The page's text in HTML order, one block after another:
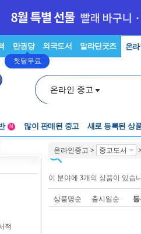
만권당
첫달무료
외국도서 알라딘굿즈 온
온라인 중고
N 많이 판매된 중고 새로 등록된 상
온라인중고 > 중고도서
이 분야에 3개의 상품이 있습
상품명순 출시일순
적